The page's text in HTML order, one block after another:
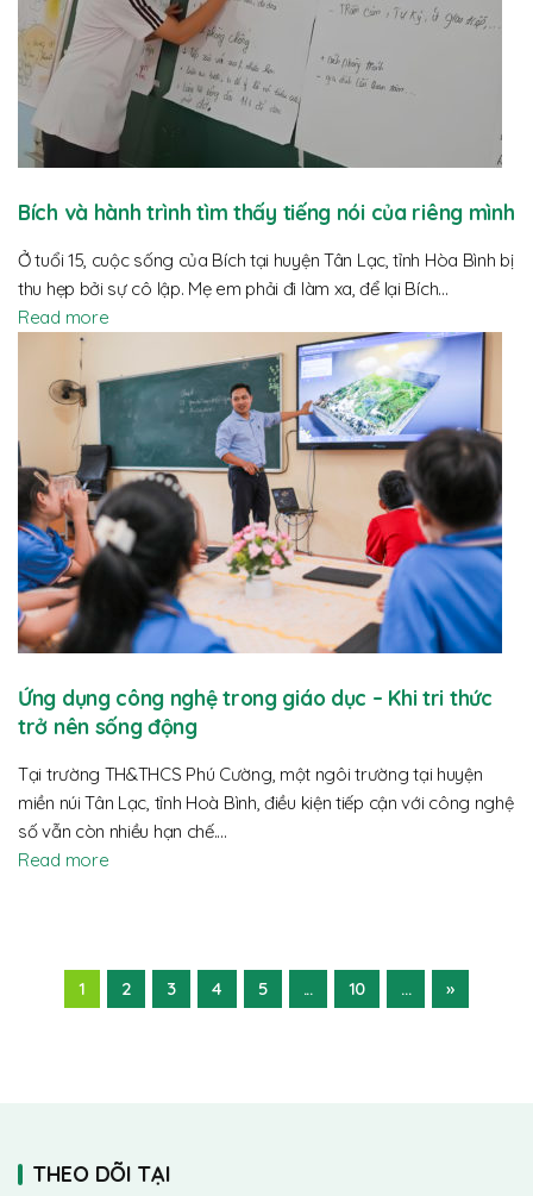
Bích và hành trình tìm thấy tiếng nói của riêng mình
Ở tuổi 15, cuộc sống của Bích tại huyện Tân Lạc, tỉnh Hòa Bình bị
thu hẹp bởi sự cô lập. Mẹ em phải đi làm xa, để lại Bích…
Read more
Ứng dụng công nghệ trong giáo dục – Khi tri thức
trở nên sống động
Tại trường TH&THCS Phú Cường, một ngôi trường tại huyện
miền núi Tân Lạc, tỉnh Hoà Bình, điều kiện tiếp cận với công nghệ
số vẫn còn nhiều hạn chế.…
Read more
1 2 3 4 5 ... 10 ... »
THEO DÕI TẠI